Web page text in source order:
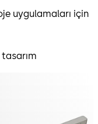
uygulamaları için